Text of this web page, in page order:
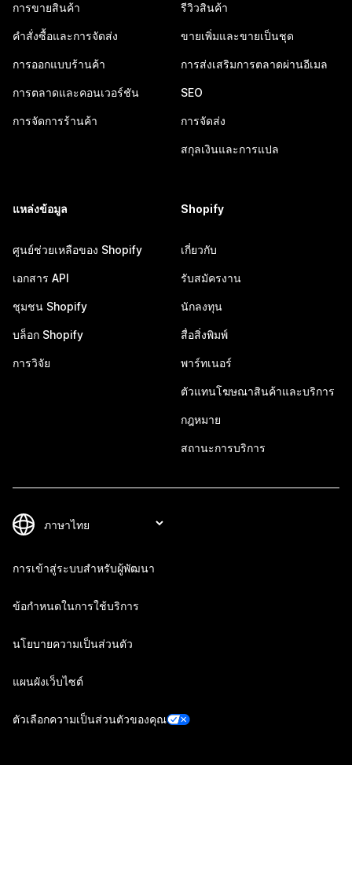
การขายสินค้า
คำสั่งซื้อและการจัดส่ง
การออกแบบร้านค้า
การตลาดและคอนเวอร์ชัน
การจัดการร้านค้า
รีวิวสินค้า
ขายเพิ่มและขายเป็นชุด
การส่งเสริมการตลาดผ่านอีเมล
SEO
การจัดส่ง
สกุลเงินและการแปล
แหล่งข้อมูล
ศูนย์ช่วยเหลือของ Shopify
เอกสาร API
ชุมชน Shopify
บล็อก Shopify
การวิจัย
Shopify
เกี่ยวกับ
รับสมัครงาน
นักลงทุน
สื่อสิ่งพิมพ์
พาร์ทเนอร์
ตัวแทนโฆษณาสินค้าและบริการ
กฎหมาย
สถานะการบริการ
การเข้าสู่ระบบสำหรับผู้พัฒนา
ข้อกำหนดในการใช้บริการ
นโยบายความเป็นส่วนตัว
แผนผังเว็บไซต์
ตัวเลือกความเป็นส่วนตัวของคุณ